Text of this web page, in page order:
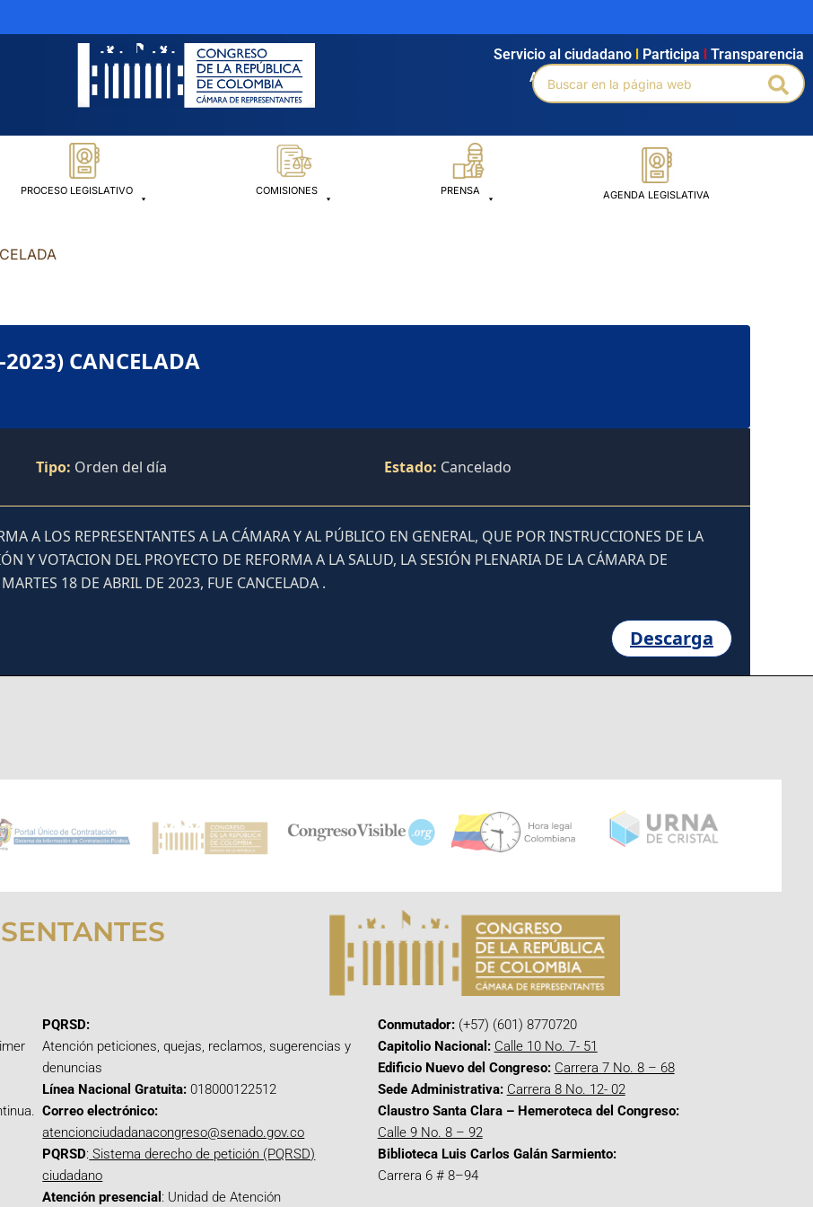
Agendamiento Intranet Búsqueda avanzada
Servicio al ciudadano Participa Transparencia
Buscar
por:
PROCESO LEGISLATIVO COMISIONES PRENSA AGENDA LEGISLATIVA
CANCELADA
Tipo: Orden del día Estado: Cancelado
A LOS REPRESENTANTES A LA CÁMARA Y AL PÚBLICO EN GENERAL, QUE POR INSTRUCCIONES DE LA
Y VOTACION DEL PROYECTO DE REFORMA A LA SALUD, LA SESIÓN PLENARIA DE LA CÁMARA DE
18 DE ABRIL DE 2023, FUE CANCELADA .
Descarga
PQRSD:
Atención peticiones, quejas, reclamos, sugerencias y
denuncias
Línea Nacional Gratuita: 018000122512
Correo electrónico:
atencionciudadanacongreso@senado.gov.co
PQRSD: Sistema derecho de petición (PQRSD)
ciudadano
Atención presencial : Unidad de Atención
Conmutador:(+57) (601) 8770720
Capitolio Nacional: Calle 10 No. 7- 51
Edificio Nuevo del Congreso: Carrera 7 No. 8 – 68
Sede Administrativa: Carrera 8 No. 12- 02
Claustro Santa Clara – Hemeroteca del Congreso:
Calle 9 No. 8 – 92
Biblioteca Luis Carlos Galán Sarmiento:
Carrera 6 # 8–94